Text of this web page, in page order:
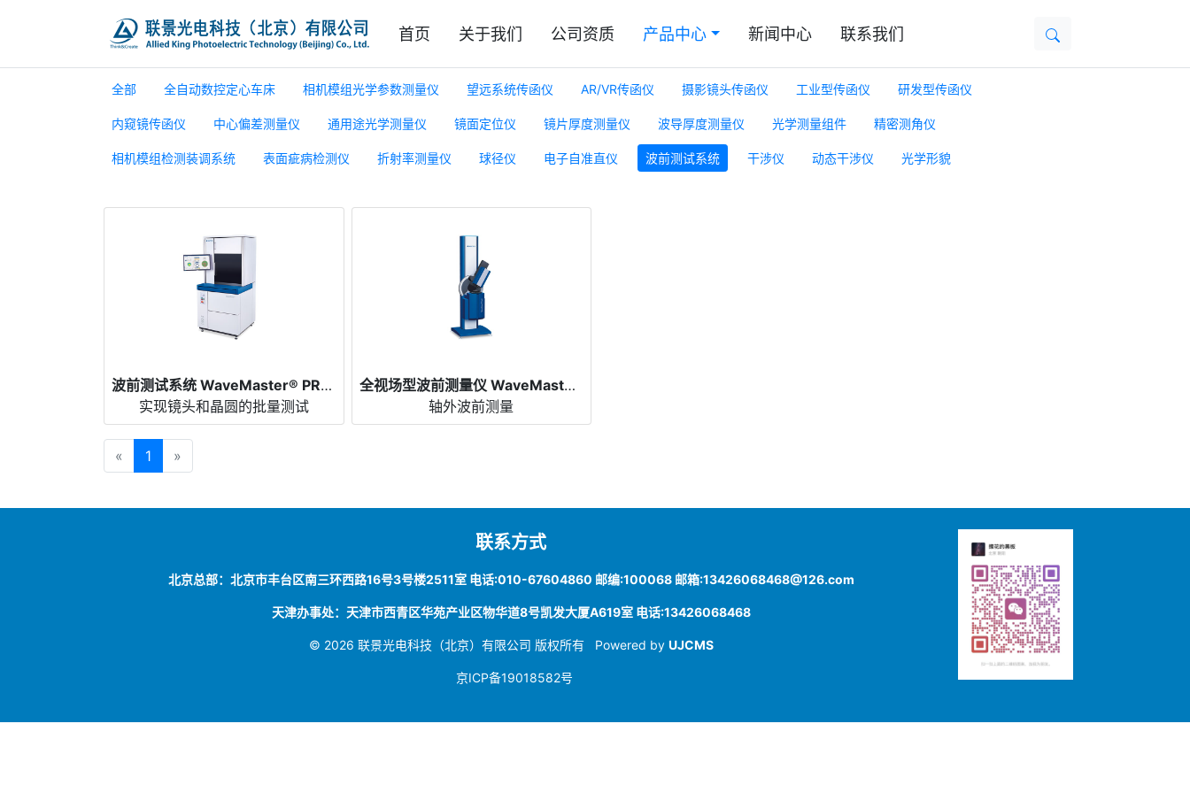
首页 关于我们 公司资质 产品中心 新闻中心 联系我们
全部 全自动数控定心车床 相机模组光学参数测量仪 望远系统传函仪 AR/VR传函仪 摄影镜头传函仪 工业型传函仪 研发型传函仪
内窥镜传函仪 中心偏差测量仪 通用途光学测量仪 镜面定位仪 镜片厚度测量仪 波导厚度测量仪 光学测量组件 精密测角仪
相机模组检测装调系统 表面疵病检测仪 折射率测量仪 球径仪 电子自准直仪 波前测试系统 干涉仪 动态干涉仪 光学形貌
波前测试系统 WaveMaster® PRO 2 / PRO 2 Wafer / PRO 2 PLAN
实现镜头和晶圆的批量测试
全视场型波前测量仪 WaveMaster® Field
轴外波前测量
« 1 »
联系方式
北京总部：北京市丰台区南三环西路16号3号楼2511室 电话:010-67604860 邮编:100068 邮箱:13426068468@126.com
天津办事处：天津市西青区华苑产业区物华道8号凯发大厦A619室 电话:13426068468
© 2026 联景光电科技（北京）有限公司 版权所有 Powered by UJCMS
京ICP备19018582号